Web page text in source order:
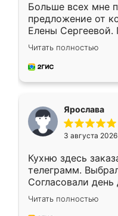
Больше всех мне
предложение от
Елены
короткие сроки
для замера
предложил по
Читать полностью
Ярослава
3 августа 2026
Кухню здесь
телеграмм.
Согласовали
недели кухня
довольны
Читать полностью